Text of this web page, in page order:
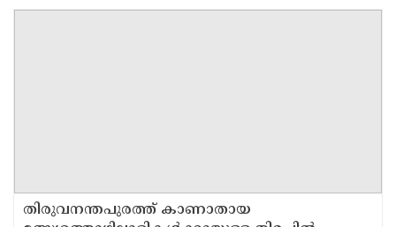
തിരുവനന്തപുരത്ത് കാണാതായ